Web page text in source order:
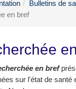
Bulletins de
en bref
en bref
sur l'état de santé